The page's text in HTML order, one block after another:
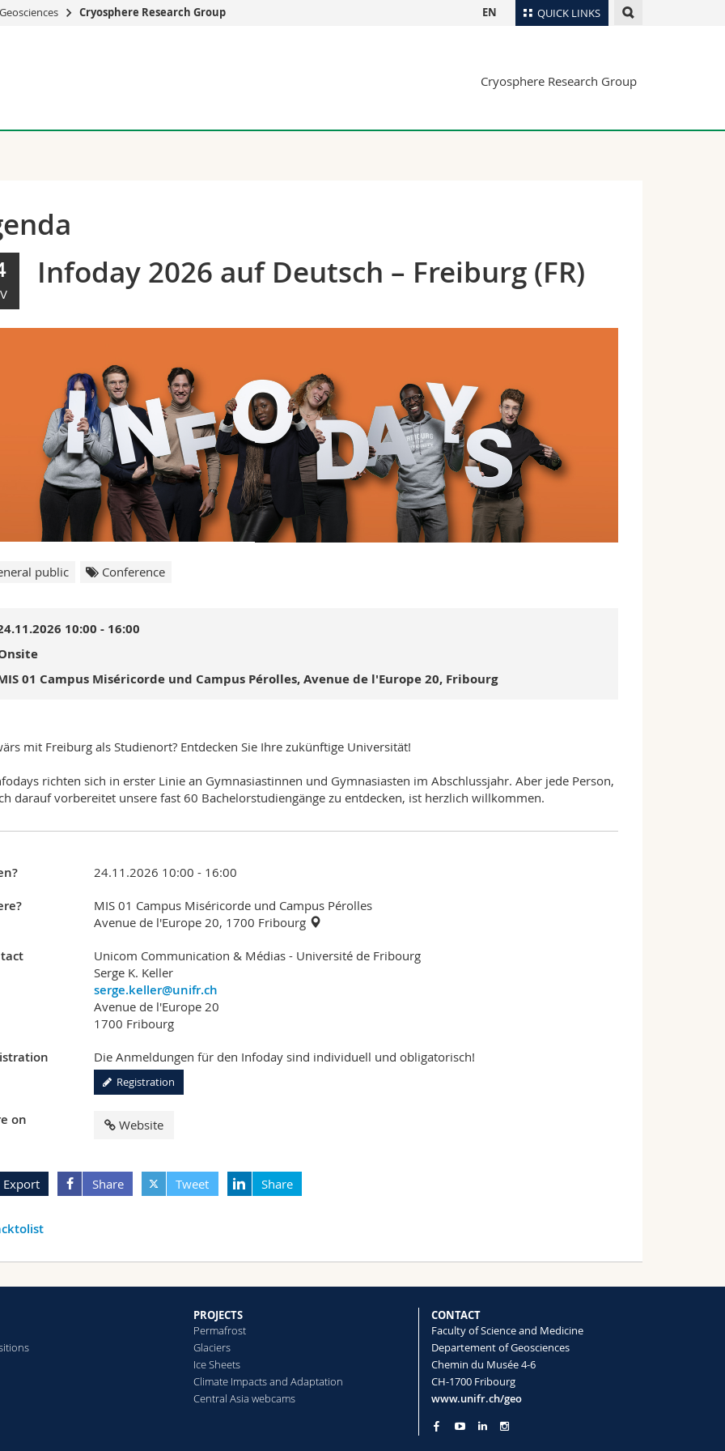
QUICK LINKS
Researchers
Maps/Orientation
Webmail
EN
Cryosphere Research Group
Cryosphere Research Group
Infoday 2026 auf Deutsch – Freiburg (FR)
public Conference
10:00 - 16:00
01 Campus Miséricorde und Campus Pérolles, Avenue de l'Europe 20, Fribourg
mit Freiburg als Studienort? Entdecken Sie Ihre zukünftige Universität!
richten sich in erster Linie an Gymnasiastinnen und Gymnasiasten im Abschlussjahr. Aber jede Person,
darauf vorbereitet unsere fast 60 Bachelorstudiengänge zu entdecken, ist herzlich willkommen.
24.11.2026 10:00 - 16:00
MIS 01 Campus Miséricorde und Campus Pérolles
Avenue de l'Europe 20, 1700 Fribourg
Unicom Communication & Médias - Université de Fribourg
Serge K. Keller
serge.keller@unifr.ch
Avenue de l'Europe 20
1700 Fribourg
Die Anmeldungen für den Infoday sind individuell und obligatorisch!
Registration
on Website
Export Share Tweet Share
PROJECTS
Permafrost
Glaciers
Ice Sheets
Climate Impacts and Adaptation
Central Asia webcams
CONTACT
Faculty of Science and Medicine
Departement of Geosciences
Chemin du Musée 4-6
CH-1700 Fribourg
www.unifr.ch/geo